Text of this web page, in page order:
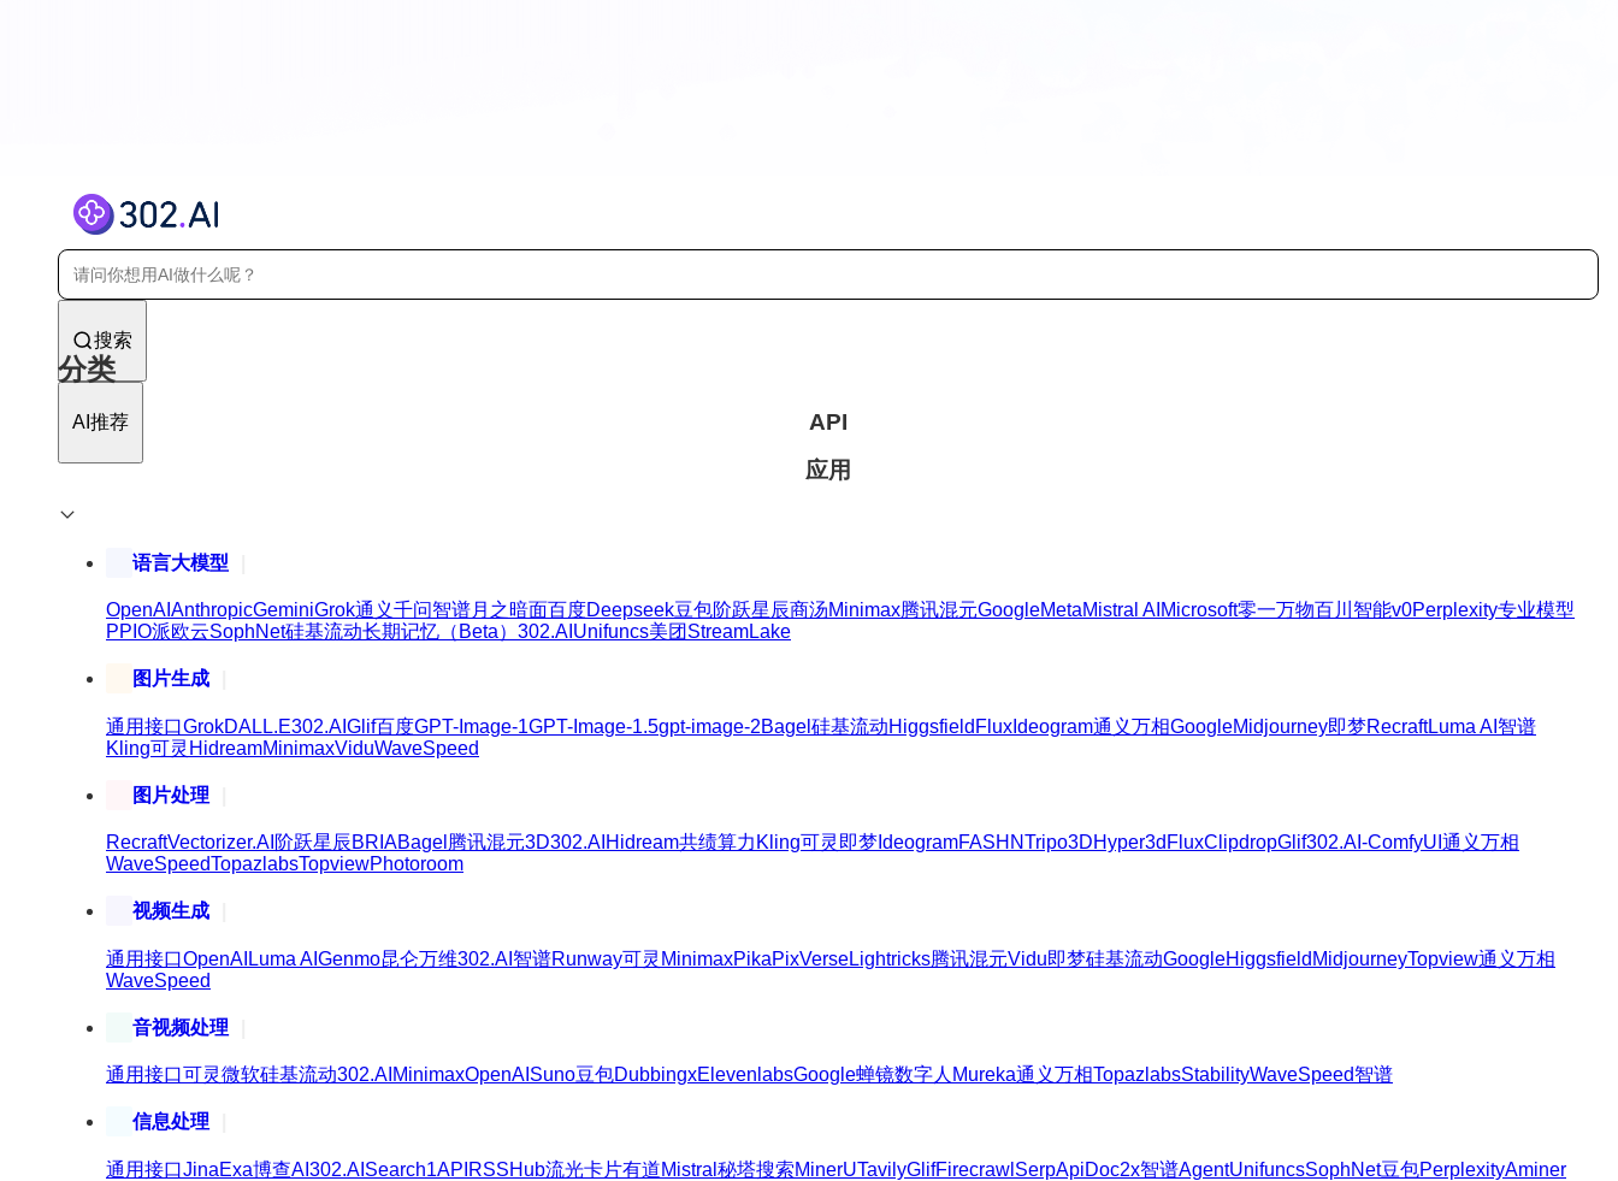
搜索
AI推荐
分类
API
应用
语言大模型
OpenAI AnthropicGeminiGrok通义千问智谱月之暗面百度Deepseek豆包阶跃星辰商汤Minimax腾讯混元GoogleMetaMistral AI Microsoft零一万物百川智能v0Perplexity专业模型
PPIO派欧云SophNet硅基流动长期记忆（Beta） 302.AI Unifuncs美团 StreamLake
图片生成
通用接口GrokDALL.E302.AI Glif百度GPT-Image-1GPT-Image-1.5gpt-image-2Bagel 硅基流动Higgsfield Flux Ideogram通义万相GoogleMidjourney即梦RecraftLuma AI 智谱
Kling可灵 HidreamMinimaxViduWaveSpeed
图片处理
RecraftVectorizer.AI 阶跃星辰BRIABagel 腾讯混元3D302.AI Hidream共绩算力 Kling可灵 即梦 IdeogramFASHNTripo3DHyper3d FluxClipdropGlif302.AI-ComfyUI 通义万相
WaveSpeedTopazlabsTopviewPhotoroom
视频生成
通用接口OpenAI Luma AI Genmo昆仑万维302.AI 智谱Runway可灵 MinimaxPikaPixVerseLightricks腾讯混元Vidu即梦硅基流动GoogleHiggsfield MidjourneyTopview通义万相
WaveSpeed
音视频处理
通用接口可灵微软硅基流动302.AI MinimaxOpenAI Suno豆包DubbingxElevenlabsGoogle蝉镜数字人 Mureka通义万相TopazlabsStabilityWaveSpeed智谱
信息处理
通用接口JinaExa博查AI 302.AI Search1API RSSHub流光卡片有道Mistral 秘塔搜索MinerUTavilyGlifFirecrawl SerpApiDoc2x智谱AgentUnifuncsSophNet豆包PerplexityAminer